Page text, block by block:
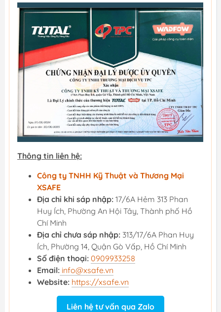
Thông tin liên hệ:
Công ty TNHH Kỹ Thuật và Thương Mại
XSAFE
Địa chỉ khi sáp nhập: 17/6A Hẻm 313 Phan
Huy Ích, Phường An Hội Tây, Thành phố Hồ
Chí Minh
Địa chỉ chưa sáp nhập: 313/17/6A Phan Huy
Ích, Phường 14, Quận Gò Vấp, Hồ Chí Minh
Số điện thoại: 0909933258
Email: info@xsafe.vn
Website: https://xsafe.vn
Liên hệ tư vấn qua Zalo